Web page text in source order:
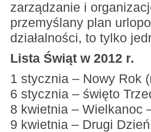
zarządzanie i
przemyślany plan
działalności, to tylko
Lista Świąt w 2012 r.
1 stycznia – Nowy Rok
6 stycznia – święto
8 kwietnia – Wielkanoc
9 kwietnia – Drugi